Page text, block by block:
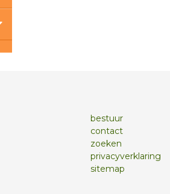
bestuur
contact
zoeken
privacyverklaring
sitemap